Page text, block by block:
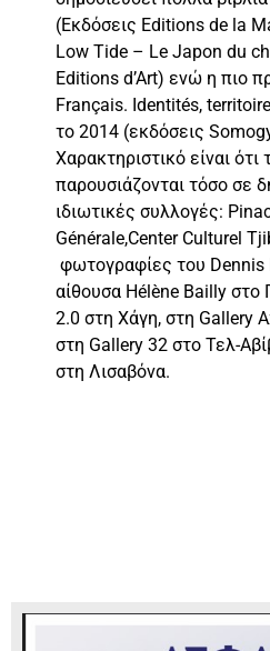
(Εκδόσεις Editions de la
Low Tide – Le Japon du
Editions d’Art) ενώ η πιο
Français. Identités,
το 2014 (εκδόσεις
Χαρακτηριστικό είναι
παρουσιάζονται τόσο σε
ιδιωτικές συλλογές:
Générale,Center Culturel
φωτογραφίες του Dennis
αίθουσα Hélène Bailly στο
2.0 στη Χάγη, στη Gallery
στη Gallery 32 στο Τελ-
στη Λισαβόνα.